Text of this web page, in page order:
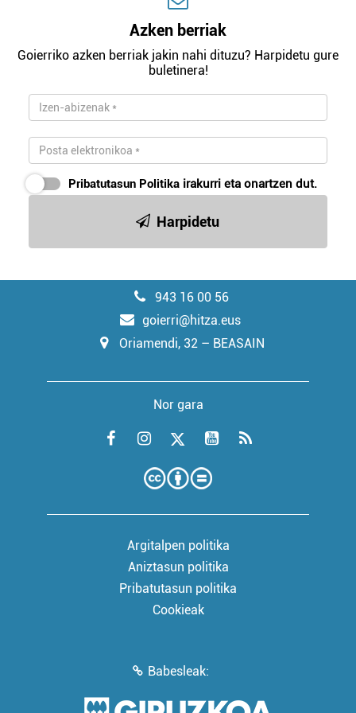
Azken berriak
Goierriko azken berriak jakin nahi dituzu? Harpidetu gure
buletinera!
Pribatutasun Politika irakurri eta onartzen dut.
Harpidetu
943 16 00 56
goierri@hitza.eus
Oriamendi, 32 – BEASAIN
Nor gara
Argitalpen politika
Aniztasun politika
Pribatutasun politika
Cookieak
Babesleak: